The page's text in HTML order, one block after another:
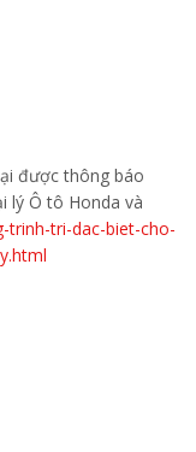
được thông báo
lý Ô tô Honda và
trinh-tri-dac-biet-cho-